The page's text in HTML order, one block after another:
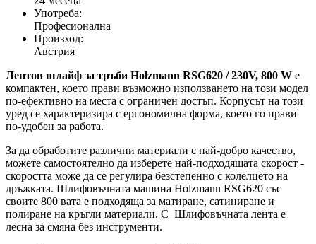
Употреба:
Професионална
Произход:
Австрия
Лентов шлайф за тръби Holzmann RSG620 / 230V, 800 W е
компактен, което прави възможно използването на този модел
по-ефективно на места с ограничен достъп. Корпусът на този
уред се характеризира с ергономична форма, което го прави
по-удобен за работа.
За да обработите различни материали с най-добро качество,
можете самостоятелно да изберете най-подходящата скорост -
скоростта може да се регулира безстепенно с колелцето на
дръжката. Шлифовъчната машина Holzmann RSG620 със
своите 800 вата е подходяща за матиране, сатиниране и
полиране на кръгли материали. С Шлифовъчната лента е
лесна за смяна без инструменти.